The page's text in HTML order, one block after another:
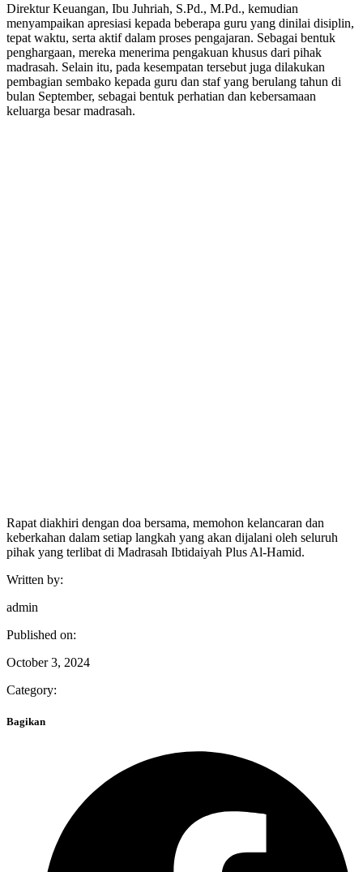
Direktur Keuangan, Ibu Juhriah, S.Pd., M.Pd., kemudian
menyampaikan apresiasi kepada beberapa guru yang dinilai disiplin,
tepat waktu, serta aktif dalam proses pengajaran. Sebagai bentuk
penghargaan, mereka menerima pengakuan khusus dari pihak
madrasah. Selain itu, pada kesempatan tersebut juga dilakukan
pembagian sembako kepada guru dan staf yang berulang tahun di
bulan September, sebagai bentuk perhatian dan kebersamaan
keluarga besar madrasah.
Rapat diakhiri dengan doa bersama, memohon kelancaran dan
keberkahan dalam setiap langkah yang akan dijalani oleh seluruh
pihak yang terlibat di Madrasah Ibtidaiyah Plus Al-Hamid.
Written by:
admin
Published on:
October 3, 2024
Category:
Bagikan